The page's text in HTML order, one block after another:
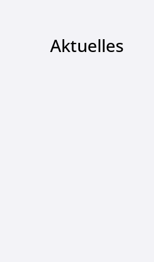
Aktuelles